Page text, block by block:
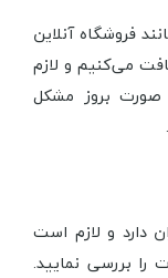
فروشگاه آنلاین
می‌کنیم و لازم
صورت بروز مشکل
دارد و لازم است
بررسی نمایید.